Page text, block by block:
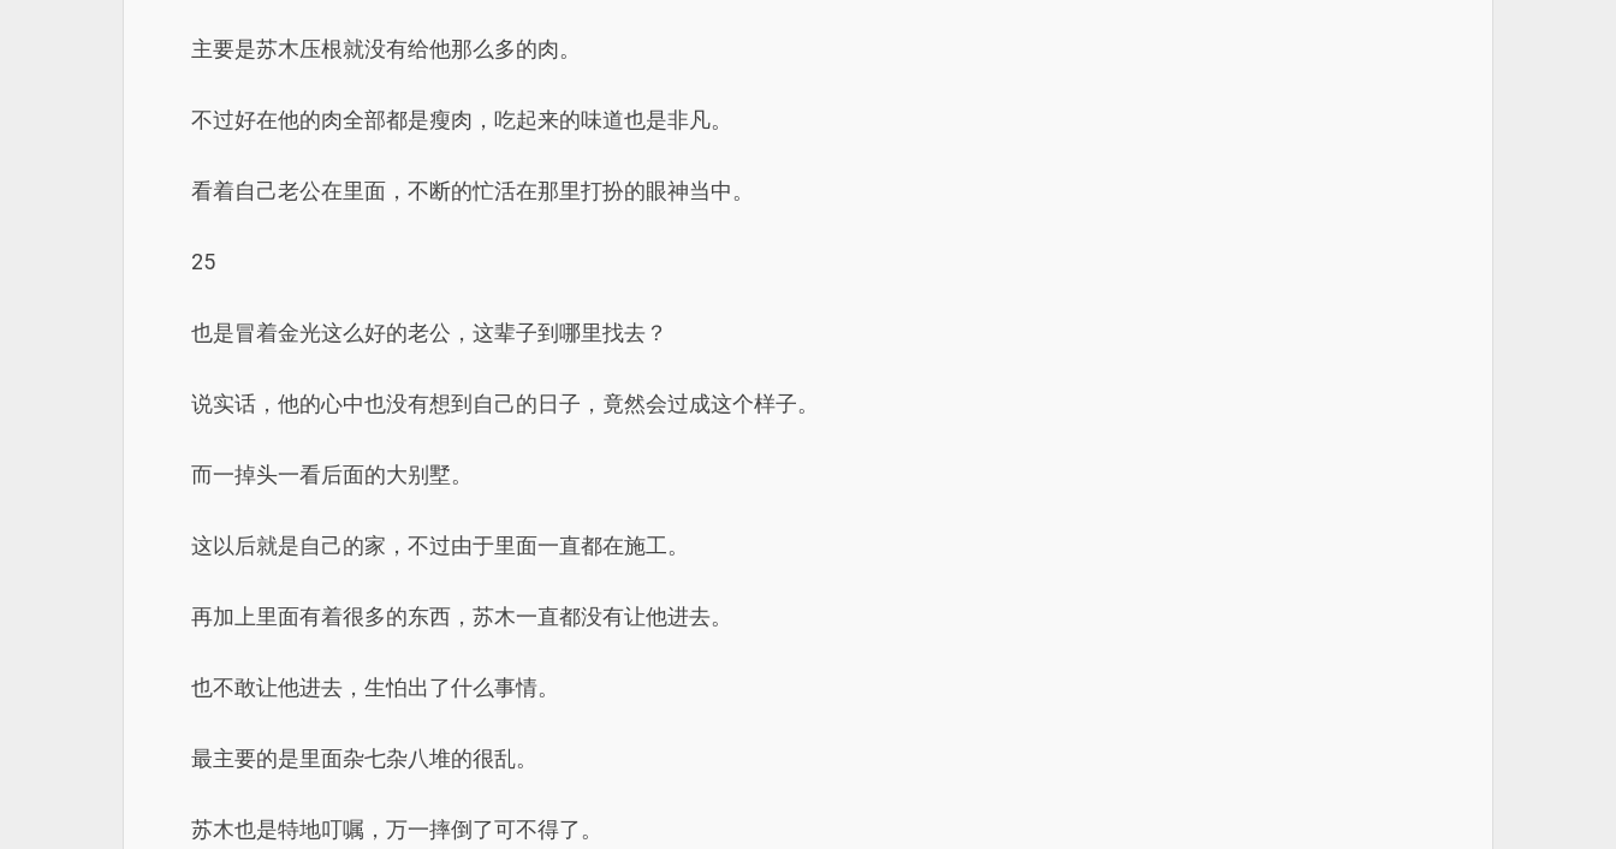
主要是苏木压根就没有给他那么多的肉。
不过好在他的肉全部都是瘦肉，吃起来的味道也是非凡。
看着自己老公在里面，不断的忙活在那里打扮的眼神当中。
25
也是冒着金光这么好的老公，这辈子到哪里找去？
说实话，他的心中也没有想到自己的日子，竟然会过成这个样子。
而一掉头一看后面的大别墅。
这以后就是自己的家，不过由于里面一直都在施工。
再加上里面有着很多的东西，苏木一直都没有让他进去。
也不敢让他进去，生怕出了什么事情。
最主要的是里面杂七杂八堆的很乱。
苏木也是特地叮嘱，万一摔倒了可不得了。